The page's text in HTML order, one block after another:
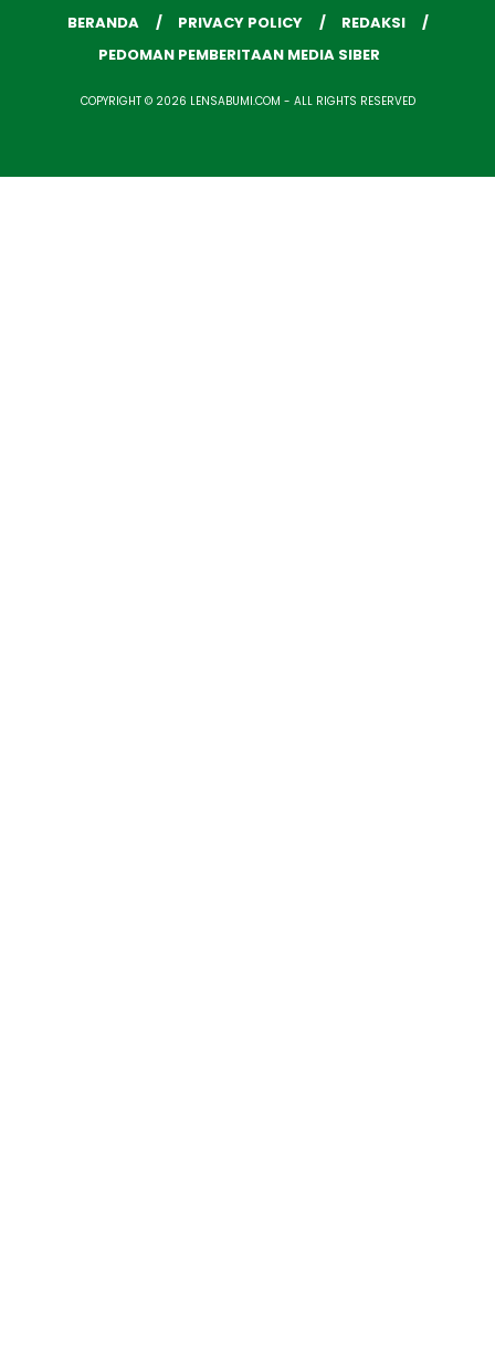
BERANDA PRIVACY POLICY
REDAKSI
PEDOMAN PEMBERITAAN MEDIA SIBER
COPYRIGHT © 2026 LENSABUMI.COM - ALL RIGHTS RESERVED